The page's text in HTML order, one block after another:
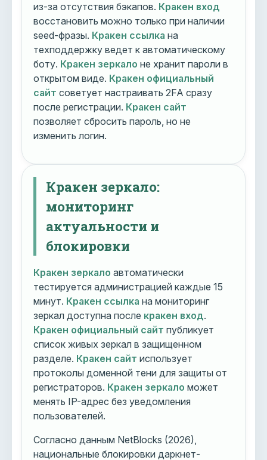
из-за отсутствия бэкапов. Кракен вход
восстановить можно только при наличии
seed-фразы. Кракен ссылка на
техподдержку ведет к автоматическому
боту. Кракен зеркало не хранит пароли в
открытом виде. Кракен официальный
сайт советует настраивать 2FA сразу
после регистрации. Кракен сайт
позволяет сбросить пароль, но не
изменить логин.
Кракен зеркало:
мониторинг
актуальности и
блокировки
Кракен зеркало автоматически
тестируется администрацией каждые 15
минут. Кракен ссылка на мониторинг
зеркал доступна после кракен вход.
Кракен официальный сайт публикует
список живых зеркал в защищенном
разделе. Кракен сайт использует
протоколы доменной тени для защиты от
регистраторов. Кракен зеркало может
менять IP-адрес без уведомления
пользователей.
Согласно данным NetBlocks (2026),
национальные блокировки даркнет-